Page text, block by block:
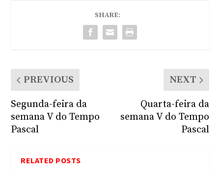
SHARE:
PREVIOUS
Segunda-feira da
semana V do Tempo
Pascal
NEXT
Quarta-feira da
semana V do Tempo
Pascal
RELATED POSTS